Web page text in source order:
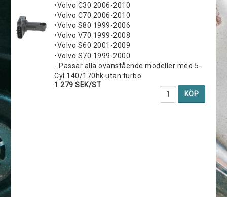
•Volvo C30 2006-2010
•Volvo C70 2006-2010
•Volvo S80 1999-2006
•Volvo V70 1999-2008
•Volvo S60 2001-2009
•Volvo S70 1999-2000
- Passar alla ovanstående modeller med 5-
Cyl 140/170hk utan turbo
1 279 SEK/ST
KÖP